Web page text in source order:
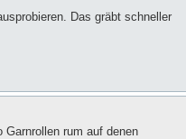
Das gräbt schneller
rum auf denen